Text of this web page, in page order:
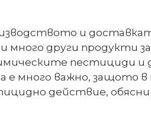
и
други продукти
пестициди и
много важно, защото в
действие,